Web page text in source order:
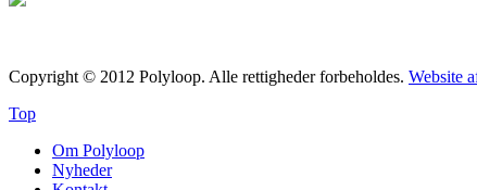
Copyright © 2012 Polyloop. Alle rettigheder forbeholdes. Website
Top
Om Polyloop
Nyheder